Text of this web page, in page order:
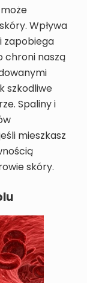
Wpływa
zapobiega
chroni naszą
szkodliwe
Spaliny i
mieszkasz
skóry.